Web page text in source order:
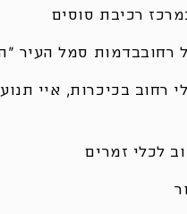
רכיבת סוסים
רחובבדמות סמל העיר
רחוב בכיכרות, איי
לכלי זמרים